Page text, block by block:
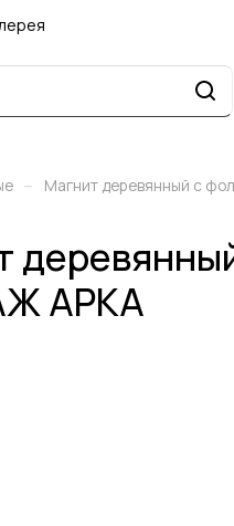
– Магнит деревянный с
АРКА